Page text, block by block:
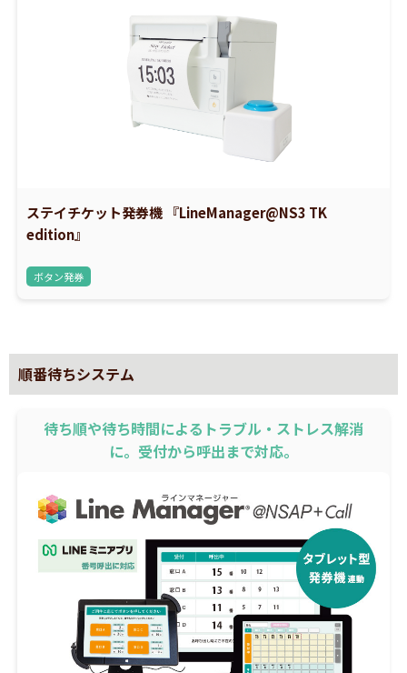
ステイチケット発券機 『LineManager@NS3 TK
edition』
ボタン発券
順番待ちシステム
待ち順や待ち時間によるトラブル・ストレス解消
に。受付から呼出まで対応。